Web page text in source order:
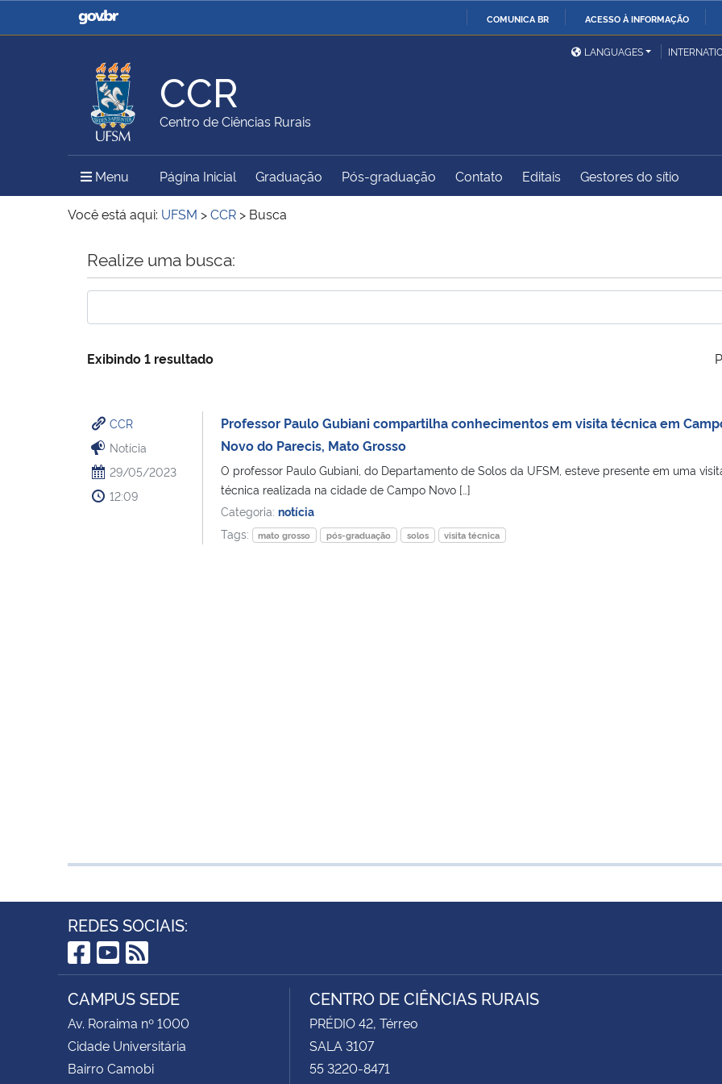
COMUNICA BR ACESSO À INFORMAÇÃO
Casa Civil
Ministério da Justiça e
Ministério da Defesa
Ministério das Relações
Exteriores
Ministério da Agricultura,
Pecuária e Abastecimento
Ministério da Educação
Ministério do Meio Ambiente Ministério do Turismo
Ministério do
Controladoria-Geral da
LANGUAGES
CCR
Centro de Ciências Rurais
Menu Menu Principal do Sítio
Página Inicial Graduação Pós-graduação Contato Editais Gestores do sítio
Você está aqui: UFSM >CCR > Busca
Início do conteúdo
Realize uma busca:
Exibindo 1 resultado
CCR
Notícia
29/05/2023
12:09
Professor Paulo Gubiani compartilha conhecimentos em visita técnica em
Novo do Parecis, Mato Grosso
O professor Paulo Gubiani, do Departamento de Solos da UFSM, esteve presente em uma
técnica realizada na cidade de Campo Novo […]
Categoria: notícia
Tags:
mato grosso pós-graduação solos visita técnica
REDES SOCIAIS:
Facebook
YouTube
RSS
CAMPUS SEDE
Av. Roraima nº 1000
Cidade Universitária
Bairro Camobi
CENTRO DE CIÊNCIAS RURAIS
PRÉDIO 42, Térreo
SALA 3107
55 3220-8471